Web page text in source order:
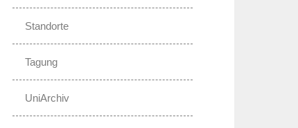
Standorte
Tagung
UniArchiv